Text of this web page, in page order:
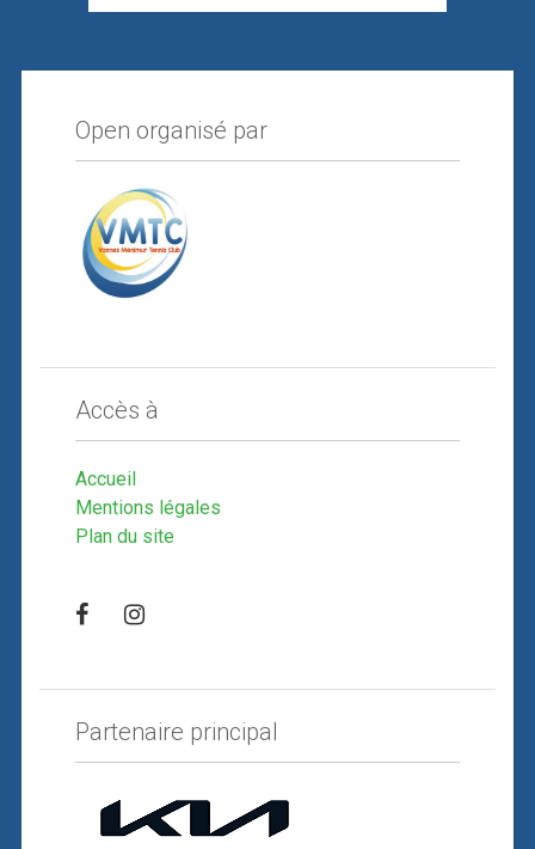
Open organisé par
Accès à
Accueil
Mentions légales
Plan du site
Partenaire principal